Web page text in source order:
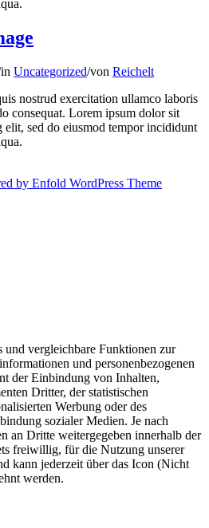
in Uncategorized/von Reichelt
nostrud exercitation ullamco laboris
consequat. Lorem ipsum dolor sit
elit, sed do eiusmod tempor incididunt
by Enfold WordPress Theme
und vergleichbare Funktionen zur
und personenbezogenen
der Einbindung von Inhalten,
Dritter, der statistischen
Werbung oder des
sozialer Medien. Je nach
an Dritte weitergegeben innerhalb der
freiwillig, für die Nutzung unserer
kann jederzeit über das Icon (Nicht
werden.